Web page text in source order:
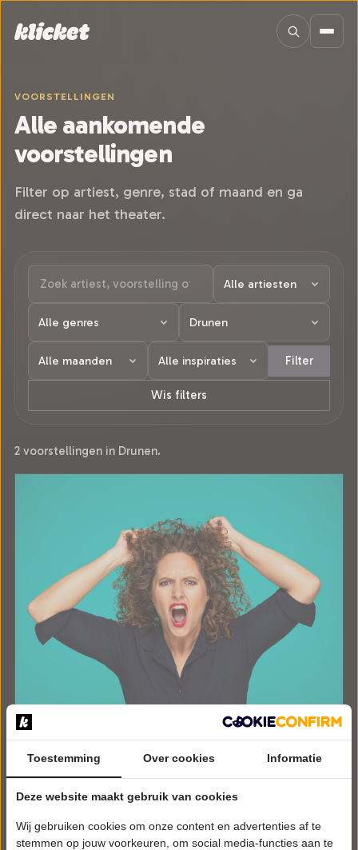
VOORSTELLINGEN
Alle aankomende
voorstellingen
Filter op artiest, genre, stad of maand en ga
direct naar het theater.
Filter
Wis filters
2 voorstellingen in Drunen.
VRIJDAG 4 DECEMBER 2026 • 20:15 UUR
Esther van der Voort
Mama is Boos
Theater De Voorste Venne
Toestemming Over cookies Informatie
Deze website maakt gebruik van cookies
Wij gebruiken cookies om onze content en advertenties af te
stemmen op jouw voorkeuren, om social media-functies aan te